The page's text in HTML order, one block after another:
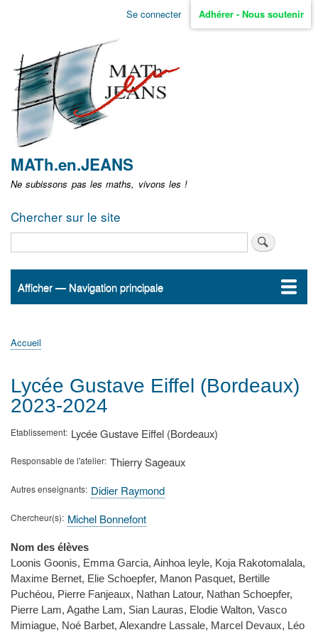
Aller
non
identifié
Se connecter Adhérer - Nous soutenir
MATh.en.JEANS
Ne subissons pas les maths, vivons les !
Chercher sur le site
Navigation
Afficher — Navigation principale
Accueil
ActualitésMATh.en.JEANS ?
Régions et Ateliers
Créer, gérer un atelier
Sujets/Publications
Congrès
d'Ariane
Accueil
Lycée Gustave Eiffel (Bordeaux)
2023-2024
Etablissement Lycée Gustave Eiffel (Bordeaux)
Responsable de l'atelier Thierry Sageaux
Autres enseignants Didier Raymond
Chercheur(s) Michel Bonnefont
Nom des élèves
Loonis Goonis, Emma Garcia, Ainhoa leyle, Koja Rakotomalala,
Maxime Bernet, Elie Schoepfer, Manon Pasquet, Bertille
Puchéou, Pierre Fanjeaux, Nathan Latour, Nathan Schoepfer,
Pierre Lam, Agathe Lam, Sian Lauras, Elodie Walton, Vasco
Mimiague, Noé Barbet, Alexandre Lassale, Marcel Devaux, Léo